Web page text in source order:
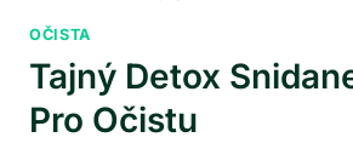
OČISTA
Tajný Detox
Pro Očistu